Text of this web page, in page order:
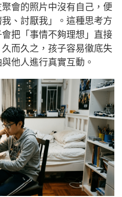
會的照片中沒有自己，便
、討厭我」。這種思考方
把「事情不夠理想」直接
而久之，孩子容易徹底失
他人進行真實互動。